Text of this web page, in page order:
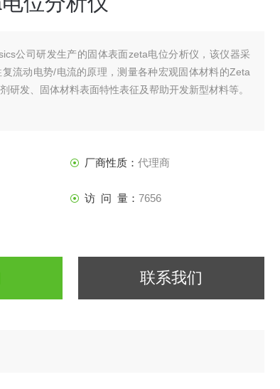
公司研发生产的固体表面zeta电位分析仪，该仪器采
流动电势/电流的原理，测量各种宏观固体材料的Zeta
研发、固体材料表面特性表征及帮助开发新型材料等。
厂商性质： 代理商
访 问 量： 7656
联系我们